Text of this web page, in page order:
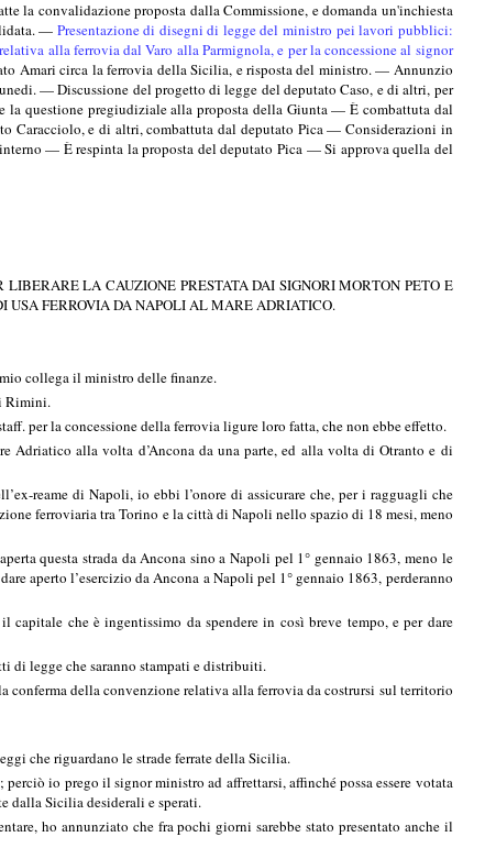
convalidazione proposta dalla Commissione, e domanda un'inchiesta
— Presentazione di disegni di legge del ministro pei lavori pubblici:
alla ferrovia dal Varo alla Parmignola, e per la concessione al signor
Amari circa la ferrovia della Sicilia, e risposta del ministro. — Annunzio
— Discussione del progetto di legge del deputato Caso, e di altri, per
questione pregiudiziale alla proposta della Giunta — È combattuta dal
Caracciolo, e di altri, combattuta dal deputato Pica — Considerazioni in
— È respinta la proposta del deputato Pica — Si approva quella del
LA CAUZIONE PRESTATA DAI SIGNORI MORTON PETO E
USA FERROVIA DA NAPOLI AL MARE ADRIATICO.
collega il ministro delle finanze.
Rimini.
per la concessione della ferrovia ligure loro fatta, che non ebbe effetto.
Adriatico alla volta d’Ancona da una parte, ed alla volta di Otranto e di
reame di Napoli, io ebbi l’onore di assicurare che, per i ragguagli che
ferroviaria tra Torino e la città di Napoli nello spazio di 18 mesi, meno
questa strada da Ancona sino a Napoli pel 1° gennaio 1863, meno le
aperto l’esercizio da Ancona a Napoli pel 1° gennaio 1863, perderanno
che è ingentissimo da spendere in così breve tempo, e per dare
di legge che saranno stampati e distribuiti.
conferma della convenzione relativa alla ferrovia da costrursi sul territorio
che riguardano le strade ferrate della Sicilia.
io prego il signor ministro ad affrettarsi, affinché possa essere votata
dalla Sicilia desiderali e sperati.
ho annunziato che fra pochi giorni sarebbe stato presentato anche il